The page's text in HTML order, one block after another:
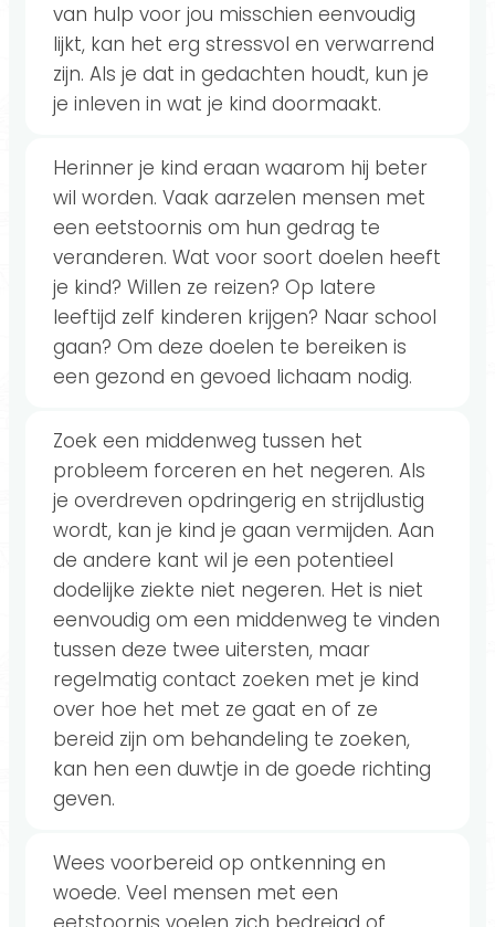
van hulp voor jou misschien eenvoudig
lijkt, kan het erg stressvol en verwarrend
zijn. Als je dat in gedachten houdt, kun je
je inleven in wat je kind doormaakt.
Herinner je kind eraan waarom hij beter
wil worden. Vaak aarzelen mensen met
een eetstoornis om hun gedrag te
veranderen. Wat voor soort doelen heeft
je kind? Willen ze reizen? Op latere
leeftijd zelf kinderen krijgen? Naar school
gaan? Om deze doelen te bereiken is
een gezond en gevoed lichaam nodig.
Zoek een middenweg tussen het
probleem forceren en het negeren. Als
je overdreven opdringerig en strijdlustig
wordt, kan je kind je gaan vermijden. Aan
de andere kant wil je een potentieel
dodelijke ziekte niet negeren. Het is niet
eenvoudig om een ​​middenweg te vinden
tussen deze twee uitersten, maar
regelmatig contact zoeken met je kind
over hoe het met ze gaat en of ze
bereid zijn om behandeling te zoeken,
kan hen een duwtje in de goede richting
geven.
Wees voorbereid op ontkenning en
woede. Veel mensen met een